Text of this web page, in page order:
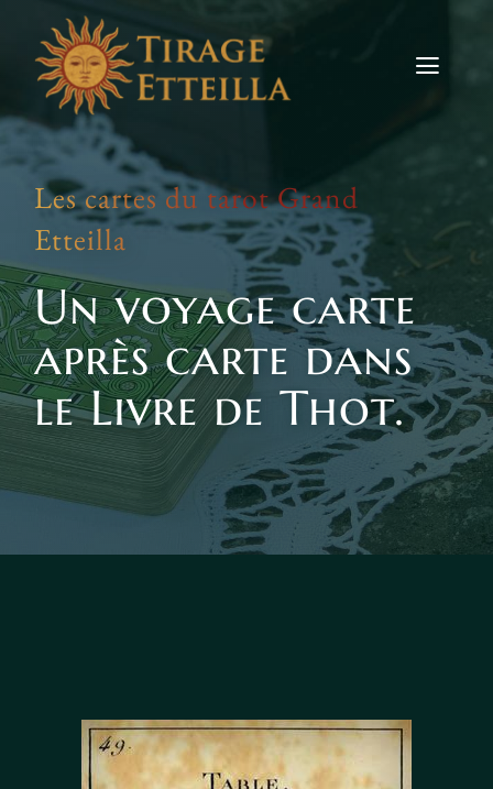
content
Toggle
Tirages
Etteilla
Signes
Actus
Contact
TIRER LES CARTES
Facebook
Les cartes du tarot Grand
Etteilla
Un voyage carte
après carte dans
le Livre de Thot.